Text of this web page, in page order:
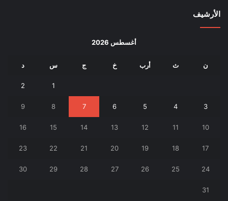
الأرشيف
أغسطس 2026
ن ث أرب خ ج س د
1
2
3
4
5
6
7
8
9
10
11
12
13
14
15
16
17
18
19
20
21
22
23
24
25
26
27
28
29
30
31